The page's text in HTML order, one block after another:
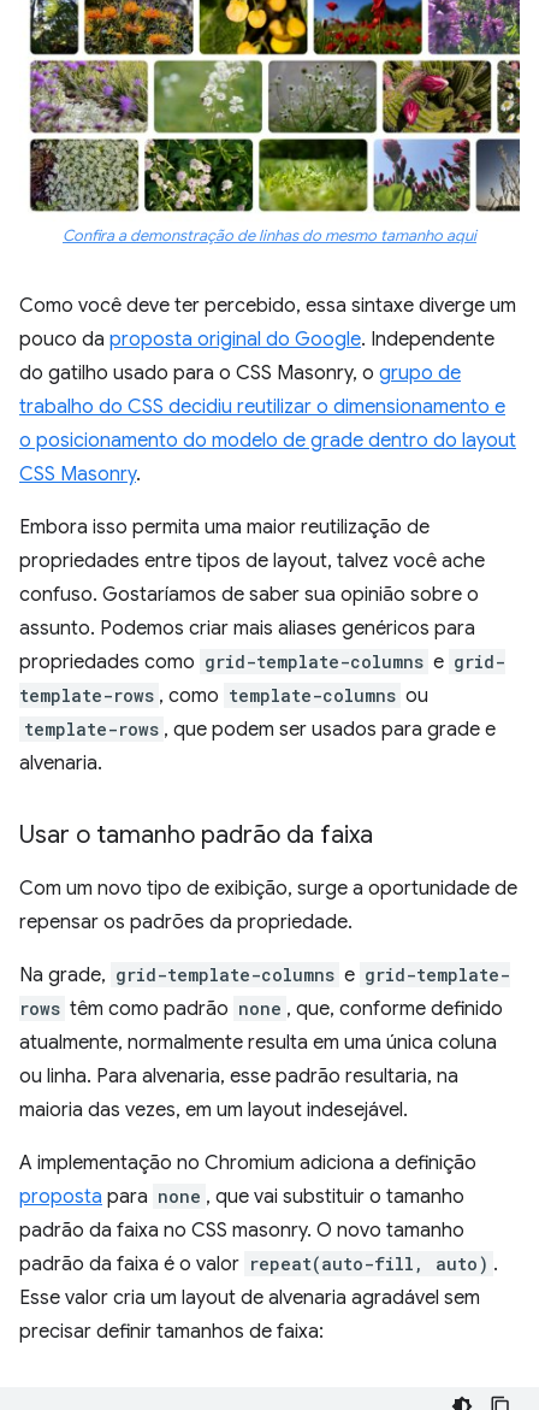
Confira a demonstração de linhas do mesmo tamanho aqui
Como você deve ter percebido, essa sintaxe diverge um
pouco da proposta original do Google. Independente
do gatilho usado para o CSS Masonry, o grupo de
trabalho do CSS decidiu reutilizar o dimensionamento e
o posicionamento do modelo de grade dentro do layout
CSS Masonry.
Embora isso permita uma maior reutilização de
propriedades entre tipos de layout, talvez você ache
confuso. Gostaríamos de saber sua opinião sobre o
assunto. Podemos criar mais aliases genéricos para
propriedades como grid-template-columns e grid-
template-rows , como template-columns ou
template-rows , que podem ser usados para grade e
alvenaria.
Usar o tamanho padrão da faixa
Com um novo tipo de exibição, surge a oportunidade de
repensar os padrões da propriedade.
Na grade, grid-template-columns e grid-template-
rows têm como padrão none , que, conforme definido
atualmente, normalmente resulta em uma única coluna
ou linha. Para alvenaria, esse padrão resultaria, na
maioria das vezes, em um layout indesejável.
A implementação no Chromium adiciona a definição
proposta para none , que vai substituir o tamanho
padrão da faixa no CSS masonry. O novo tamanho
padrão da faixa é o valor repeat(auto-fill, auto) .
Esse valor cria um layout de alvenaria agradável sem
precisar definir tamanhos de faixa: